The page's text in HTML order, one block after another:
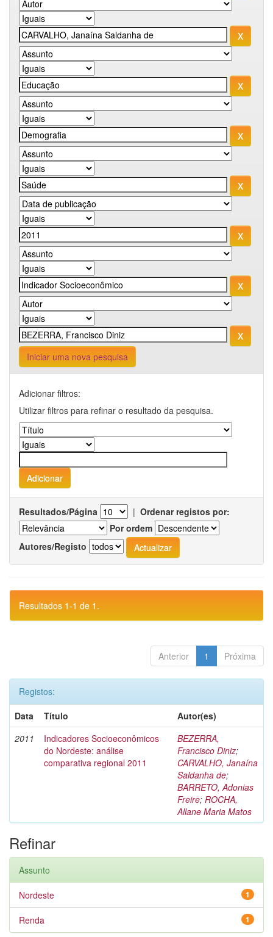
Iniciar uma nova pesquisa
Adicionar filtros:
Utilizar filtros para refinar o resultado da pesquisa.
Resultados/Página | Ordenar registos por:
Por ordem
Autores/Registo
Resultados 1-1 de 1.
Anterior 1 Próxima
Registos:
Data
Título
Autor(es)
2011
Indicadores Socioeconômicos
do Nordeste: análise
comparativa regional 2011
BEZERRA,
Francisco Diniz;
CARVALHO, Janaína
Saldanha de;
BARRETO, Adonias
Freire; ROCHA,
Allane Maria Matos
Refinar
Assunto
1
Nordeste
1
Renda